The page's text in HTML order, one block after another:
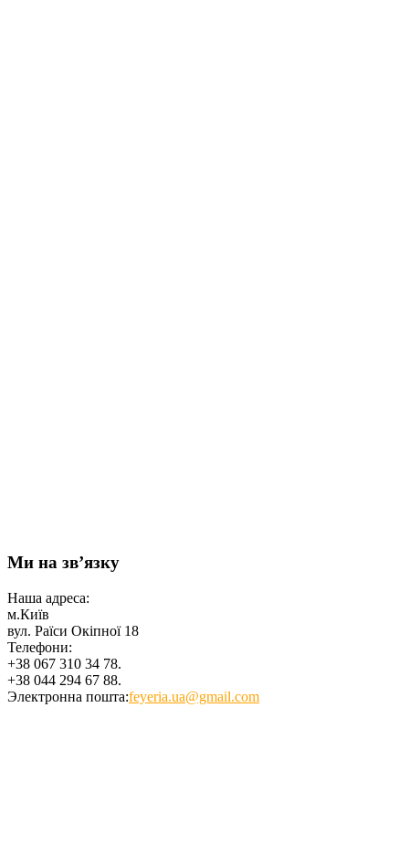
Ми на зв’язку
Наша адреса:
м.Київ
вул. Раїси Окіпної 18
Телефони:
+38 067 310 34 78.
+38 044 294 67 88.
Электронна пошта:feyeria.ua@gmail.com